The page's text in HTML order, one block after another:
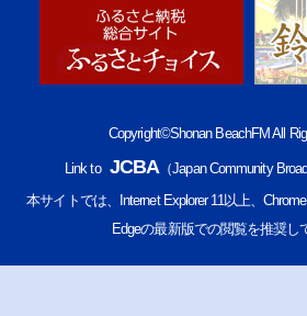
Copyright©Shonan BeachFM All
Link to JCBA（Japan Community
本サイトでは、Internet Explorer 11以上、
Edgeの最新版での閲覧を推奨し